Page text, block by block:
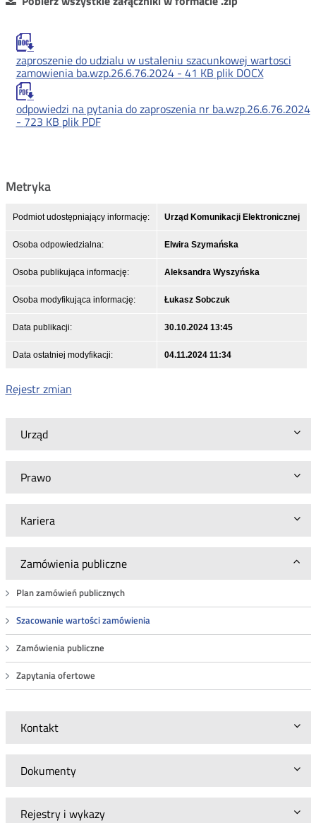
Urząd
Prawo
Kariera
Zamówienia publiczne
Plan zamówień publicznych
Szacowanie wartości zamówienia
Zamówienia publiczne
Zapytania ofertowe
Kontakt
Dokumenty
Rejestry i wykazy
zaproszenie do udzialu w ustaleniu szacunkowej wartosci
zamowienia ba.wzp.26.6.76.2024 - 41 KB plik DOCX
odpowiedzi na pytania do zaproszenia nr ba.wzp.26.6.76.2024
- 723 KB plik PDF
Metryka
Podmiot udostępniający informację: Urząd Komunikacji Elektronicznej
Osoba odpowiedzialna: Elwira Szymańska
Osoba publikująca informację: Aleksandra Wyszyńska
Osoba modyfikująca informację: Łukasz Sobczuk
Data publikacji: 30.10.2024 13:45
Data ostatniej modyfikacji: 04.11.2024 11:34
Rejestr zmian